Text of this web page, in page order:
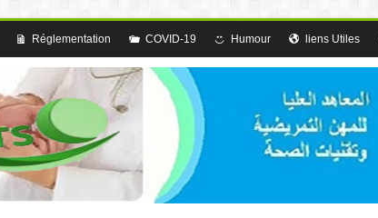
Réglementation COVID-19 Humour liens Utiles